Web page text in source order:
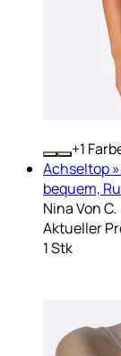
+
Achseltop
bequem,
Nina Von C.
Aktueller
1 Stk